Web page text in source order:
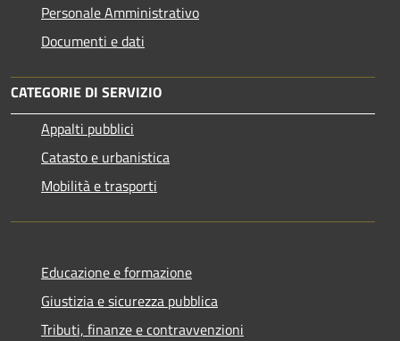
Personale Amministrativo
Documenti e dati
CATEGORIE DI SERVIZIO
Appalti pubblici
Catasto e urbanistica
Mobilità e trasporti
Educazione e formazione
Giustizia e sicurezza pubblica
Tributi, finanze e contravvenzioni